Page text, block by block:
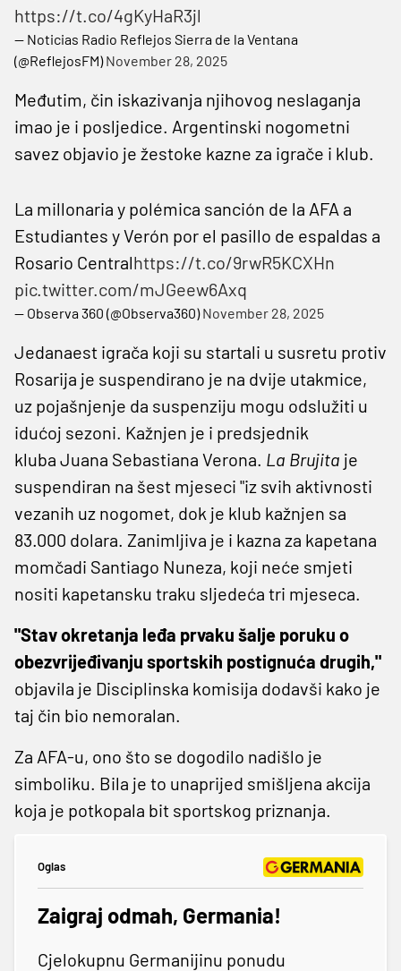
https://t.co/4gKyHaR3jl
— Noticias Radio Reflejos Sierra de la Ventana
(@ReflejosFM)November 28, 2025
Međutim, čin iskazivanja njihovog neslaganja
imao je i posljedice. Argentinski nogometni
savez objavio je žestoke kazne za igrače i klub.
La millonaria y polémica sanción de la AFA a
Estudiantes y Verón por el pasillo de espaldas a
Rosario Centralhttps://t.co/9rwR5KCXHn
pic.twitter.com/mJGeew6Axq
— Observa 360 (@Observa360)November 28, 2025
Jedanaest igrača koji su startali u susretu protiv
Rosarija je suspendirano je na dvije utakmice,
uz pojašnjenje da suspenziju mogu odslužiti u
idućoj sezoni. Kažnjen je i predsjednik
kluba Juana Sebastiana Verona. La Brujita je
suspendiran na šest mjeseci "iz svih aktivnosti
vezanih uz nogomet, dok je klub kažnjen sa
83.000 dolara. Zanimljiva je i kazna za kapetana
momčadi Santiago Nuneza, koji neće smjeti
nositi kapetansku traku sljedeća tri mjeseca.
"Stav okretanja leđa prvaku šalje poruku o
obezvrijeđivanju sportskih postignuća drugih,"
objavila je Disciplinska komisija dodavši kako je
taj čin bio nemoralan.
Za AFA-u, ono što se dogodilo nadišlo je
simboliku. Bila je to unaprijed smišljena akcija
koja je potkopala bit sportskog priznanja.
Oglas
Zaigraj odmah, Germania!
Cjelokupnu Germanijinu ponudu